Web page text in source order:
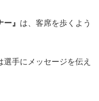
』 は、客席を歩くよう
手にメッセージを伝え